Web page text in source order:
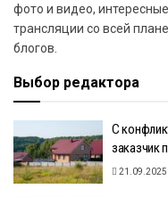
фото и видео,
трансляции со всей
блогов.
Выбор редактора
С
заказчик
21.09.2025